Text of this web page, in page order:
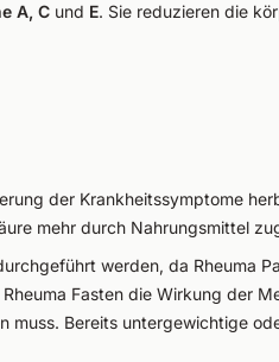
A, C und E. Sie reduzieren die
der Krankheitssymptome
mehr durch Nahrungsmittel
werden, da Rheuma
Fasten die Wirkung der
Bereits untergewichtige